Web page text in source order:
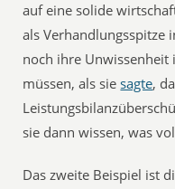
auf eine solide
als Verhandlungsspitze
noch ihre Unwissenheit
müssen, als siesagte,
sie dann wissen, was
Das zweite Beispiel ist